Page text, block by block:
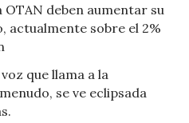
deben aumentar su
actualmente sobre el 2%
que llama a la
se ve eclipsada